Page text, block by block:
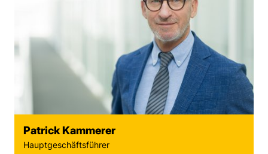
Patrick Kammerer
Hauptgeschäftsführer